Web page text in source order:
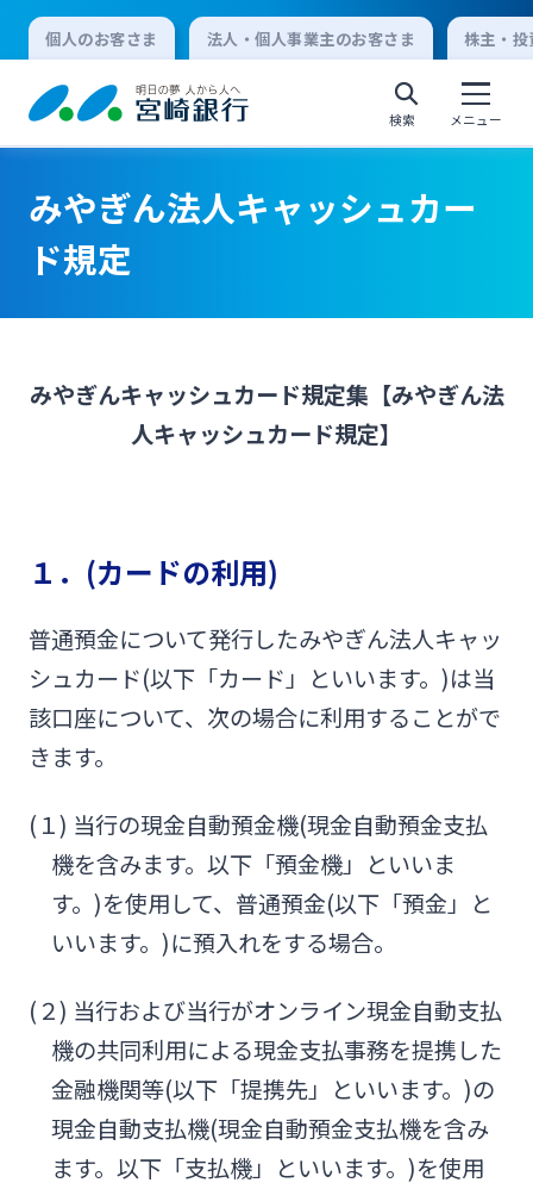
個人のお客さま 法人・個人事業主のお客さま 株主・
検索 メニュー
個人向けインターネットバンキング
ログオン
法人向けインターネットバンキング
みやぎんMikatanoシリーズ
ログオン
よくあるご質問 チャットで相談
English
個人のお客さま
法人・個人事業主のお客さま
株主・投資家の皆さま
みやぎん法人キャッシュカー
ド規定
みやぎんキャッシュカード規定集【みやぎん法
人キャッシュカード規定】
１．(カードの利用)
普通預金について発行したみやぎん法人キャッ
シュカード(以下「カード」といいます。)は当
該口座について、次の場合に利用することがで
きます。
(１) 当行の現金自動預金機(現金自動預金支払
機を含みます。以下「預金機」といいま
す。)を使用して、普通預金(以下「預金」と
いいます。)に預入れをする場合。
(２) 当行および当行がオンライン現金自動支払
機の共同利用による現金支払事務を提携した
金融機関等(以下「提携先」といいます。)の
現金自動支払機(現金自動預金支払機を含み
ます。以下「支払機」といいます。)を使用